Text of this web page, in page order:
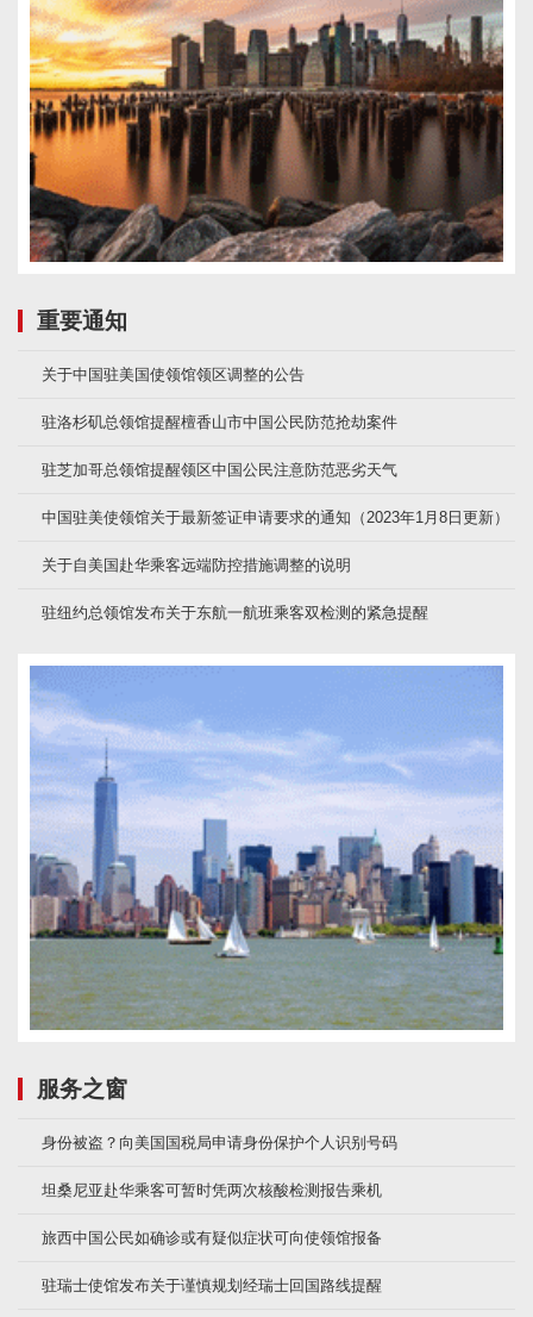
重要通知
关于中国驻美国使领馆领区调整的公告
驻洛杉矶总领馆提醒檀香山市中国公民防范抢劫案件
驻芝加哥总领馆提醒领区中国公民注意防范恶劣天气
中国驻美使领馆关于最新签证申请要求的通知（2023年1月8日更新）
关于自美国赴华乘客远端防控措施调整的说明
驻纽约总领馆发布关于东航一航班乘客双检测的紧急提醒
服务之窗
身份被盗？向美国国税局申请身份保护个人识别号码
坦桑尼亚赴华乘客可暂时凭两次核酸检测报告乘机
旅西中国公民如确诊或有疑似症状可向使领馆报备
驻瑞士使馆发布关于谨慎规划经瑞士回国路线提醒